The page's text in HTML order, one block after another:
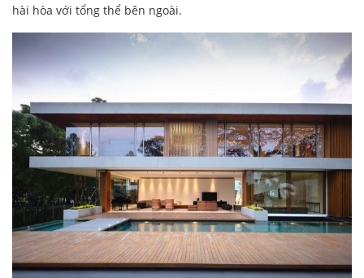
hài hòa với tổng thể bên ngoài.